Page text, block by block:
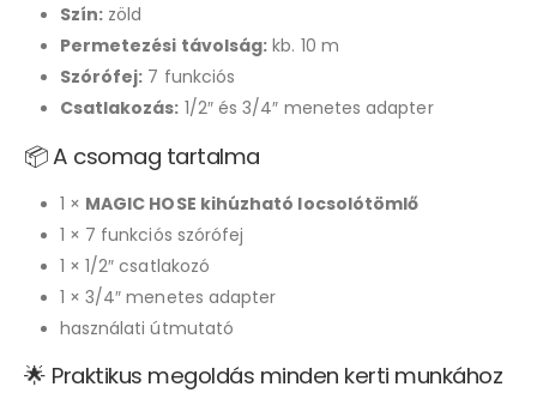
Szín: zöld
Permetezési távolság: kb. 10 m
Szórófej: 7 funkciós
Csatlakozás: 1/2″ és 3/4″ menetes adapter
📦 A csomag tartalma
1 × MAGIC HOSE kihúzható locsolótömlő
1 × 7 funkciós szórófej
1 × 1/2″ csatlakozó
1 × 3/4″ menetes adapter
használati útmutató
🌟 Praktikus megoldás minden kerti munkához